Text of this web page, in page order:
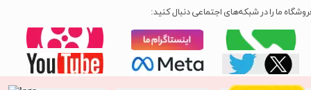
ما را در شبکه‌های اجتماعی دنبال کنید: